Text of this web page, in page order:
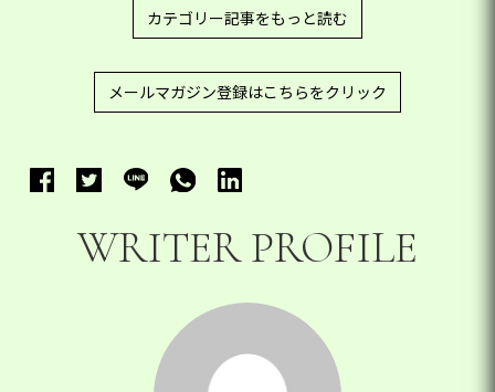
カテゴリー記事をもっと読む
メールマガジン登録はこちらをクリック
WRITER PROFILE